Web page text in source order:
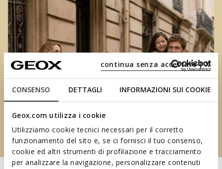
CONSENSO DETTAGLI INFORMAZIONI SUI COOKIE
Geox.com utilizza i cookie
Utilizziamo cookie tecnici necessari per il corretto
funzionamento del sito e, se ci fornisci il tuo consenso,
cookie ed altri strumenti di profilazione e tracciamento
per analizzare la navigazione, personalizzare contenuti
continua senza accettare | X